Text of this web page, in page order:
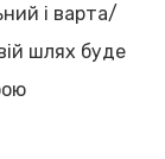
і варта/
шлях буде